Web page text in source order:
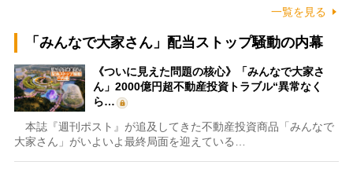
一覧を見る
「みんなで大家さん」配当ストップ騒動の内幕
《ついに見えた問題の核心》「みんなで大家さ
ん」2000億円超不動産投資トラブル“異常なく
ら…
本誌『週刊ポスト』が追及してきた不動産投資商品「みんなで
大家さん」がいよいよ最終局面を迎えている…